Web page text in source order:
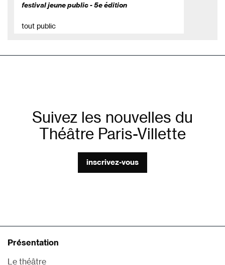
festival jeune public - 5e édition
tout public
Suivez les nouvelles du
Théâtre Paris-Villette
inscrivez-vous
Présentation
Le théâtre